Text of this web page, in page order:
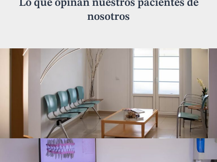
Lo que opinan nuestros pacientes de
nosotros